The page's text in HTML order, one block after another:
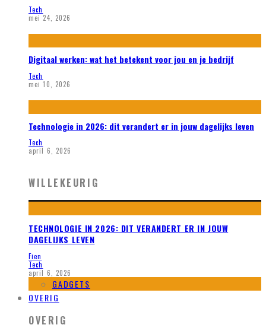
Tech
mei 24, 2026
Digitaal werken: wat het betekent voor jou en je bedrijf
Tech
mei 10, 2026
Technologie in 2026: dit verandert er in jouw dagelijks leven
Tech
april 6, 2026
WILLEKEURIG
TECHNOLOGIE IN 2026: DIT VERANDERT ER IN JOUW
DAGELIJKS LEVEN
Fien
Tech
april 6, 2026
GADGETS
OVERIG
OVERIG